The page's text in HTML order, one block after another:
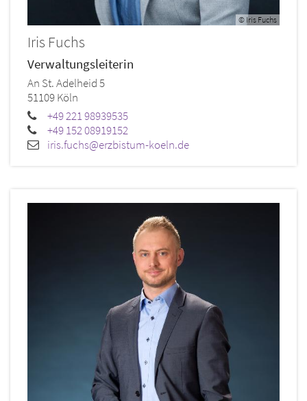
© Iris Fuchs
Iris Fuchs
Verwaltungsleiterin
An St. Adelheid 5
51109Köln
+49 221 98939535
+49 152 08919152
iris.fuchs@erzbistum-koeln.de